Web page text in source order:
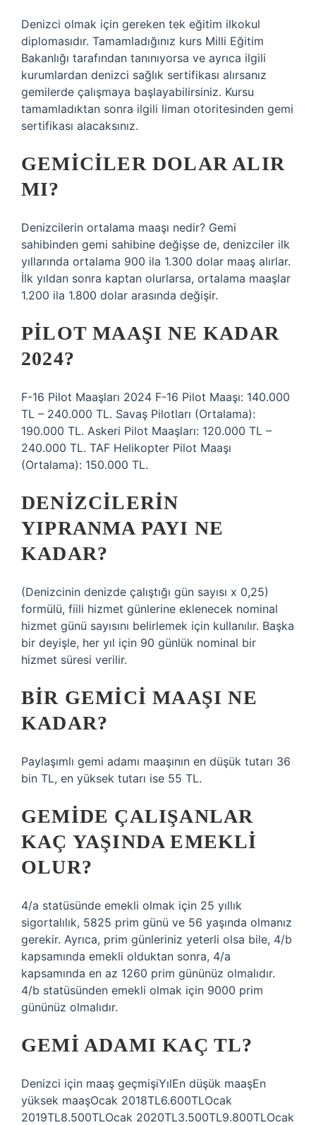
Denizci olmak için gereken tek eğitim ilkokul
diplomasıdır. Tamamladığınız kurs Milli Eğitim
Bakanlığı tarafından tanınıyorsa ve ayrıca ilgili
kurumlardan denizci sağlık sertifikası alırsanız
gemilerde çalışmaya başlayabilirsiniz. Kursu
tamamladıktan sonra ilgili liman otoritesinden gemi
sertifikası alacaksınız.
GEMICILER DOLAR ALIR
MI?
Denizcilerin ortalama maaşı nedir? Gemi
sahibinden gemi sahibine değişse de, denizciler ilk
yıllarında ortalama 900 ila 1.300 dolar maaş alırlar.
İlk yıldan sonra kaptan olurlarsa, ortalama maaşlar
1.200 ila 1.800 dolar arasında değişir.
PILOT MAAŞI NE KADAR
2024?
F-16 Pilot Maaşları 2024 F-16 Pilot Maaşı: 140.000
TL – 240.000 TL. Savaş Pilotları (Ortalama):
190.000 TL. Askeri Pilot Maaşları: 120.000 TL –
240.000 TL. TAF Helikopter Pilot Maaşı
(Ortalama): 150.000 TL.
DENIZCILERIN
YIPRANMA PAYI NE
KADAR?
(Denizcinin denizde çalıştığı gün sayısı x 0,25)
formülü, fiili hizmet günlerine eklenecek nominal
hizmet günü sayısını belirlemek için kullanılır. Başka
bir deyişle, her yıl için 90 günlük nominal bir
hizmet süresi verilir.
BIR GEMICI MAAŞI NE
KADAR?
Paylaşımlı gemi adamı maaşının en düşük tutarı 36
bin TL, en yüksek tutarı ise 55 TL.
GEMIDE ÇALIŞANLAR
KAÇ YAŞINDA EMEKLI
OLUR?
4/a statüsünde emekli olmak için 25 yıllık
sigortalılık, 5825 prim günü ve 56 yaşında olmanız
gerekir. Ayrıca, prim günleriniz yeterli olsa bile, 4/b
kapsamında emekli olduktan sonra, 4/a
kapsamında en az 1260 prim gününüz olmalıdır.
4/b statüsünden emekli olmak için 9000 prim
gününüz olmalıdır.
GEMI ADAMI KAÇ TL?
Denizci için maaş geçmişiYılEn düşük maaşEn
yüksek maaşOcak 2018TL6.600TLOcak
2019TL8.500TLOcak 2020TL3.500TL9.800TLOcak